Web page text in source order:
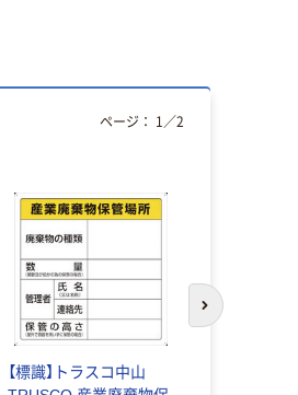
【標識】トラスコ中山
ページ： 1 ／2
次のスライド